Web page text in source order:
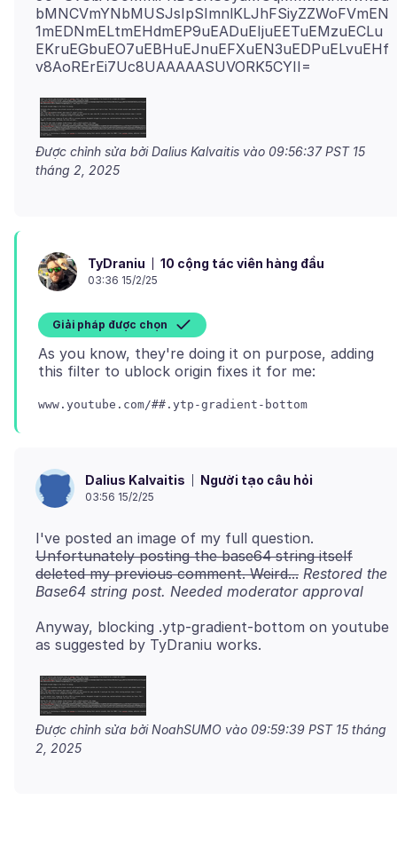
bMNCVmYNbMUSJsIpSImnlKLJhFSiyZZWoFVmEN
1mEDNmELtmEHdmEP9uEADuEIjuEETuEMzuECLu
EKruEGbuEO7uEBHuEJnuEFXuEN3uEDPuELvuEHf
Được chỉnh sửa bởi Dalius Kalvaitis vào 09:56:37 PST 15
tháng 2, 2025
TyDraniu 10 cộng tác viên hàng đầu
03:36 15/2/25
Giải pháp được chọn
As you know, they're doing it on purpose, adding
Dalius Kalvaitis Người tạo câu hỏi
03:56 15/2/25
I've posted an image of my full question.
Unfortunately posting the base64 string itself
deleted my previous comment. Weird... Restored the
Base64 string post. Needed moderator approval
Anyway, blocking .ytp-gradient-bottom on youtube
Được chỉnh sửa bởi NoahSUMO vào 09:59:39 PST 15 tháng
2, 2025